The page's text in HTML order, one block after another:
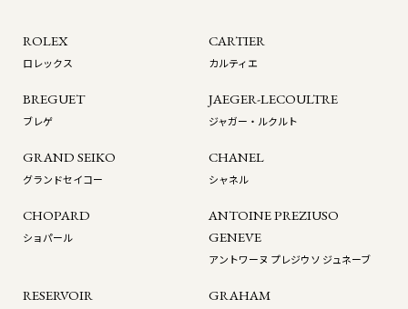
ROLEX
ロレックス
CARTIER
カルティエ
BREGUET
ブレゲ
JAEGER-LECOULTRE
ジャガー・ルクルト
GRAND SEIKO
グランドセイコー
CHANEL
シャネル
CHOPARD
ショパール
ANTOINE PREZIUSO
GENEVE
アントワーヌ プレジウソ ジュネーブ
RESERVOIR GRAHAM